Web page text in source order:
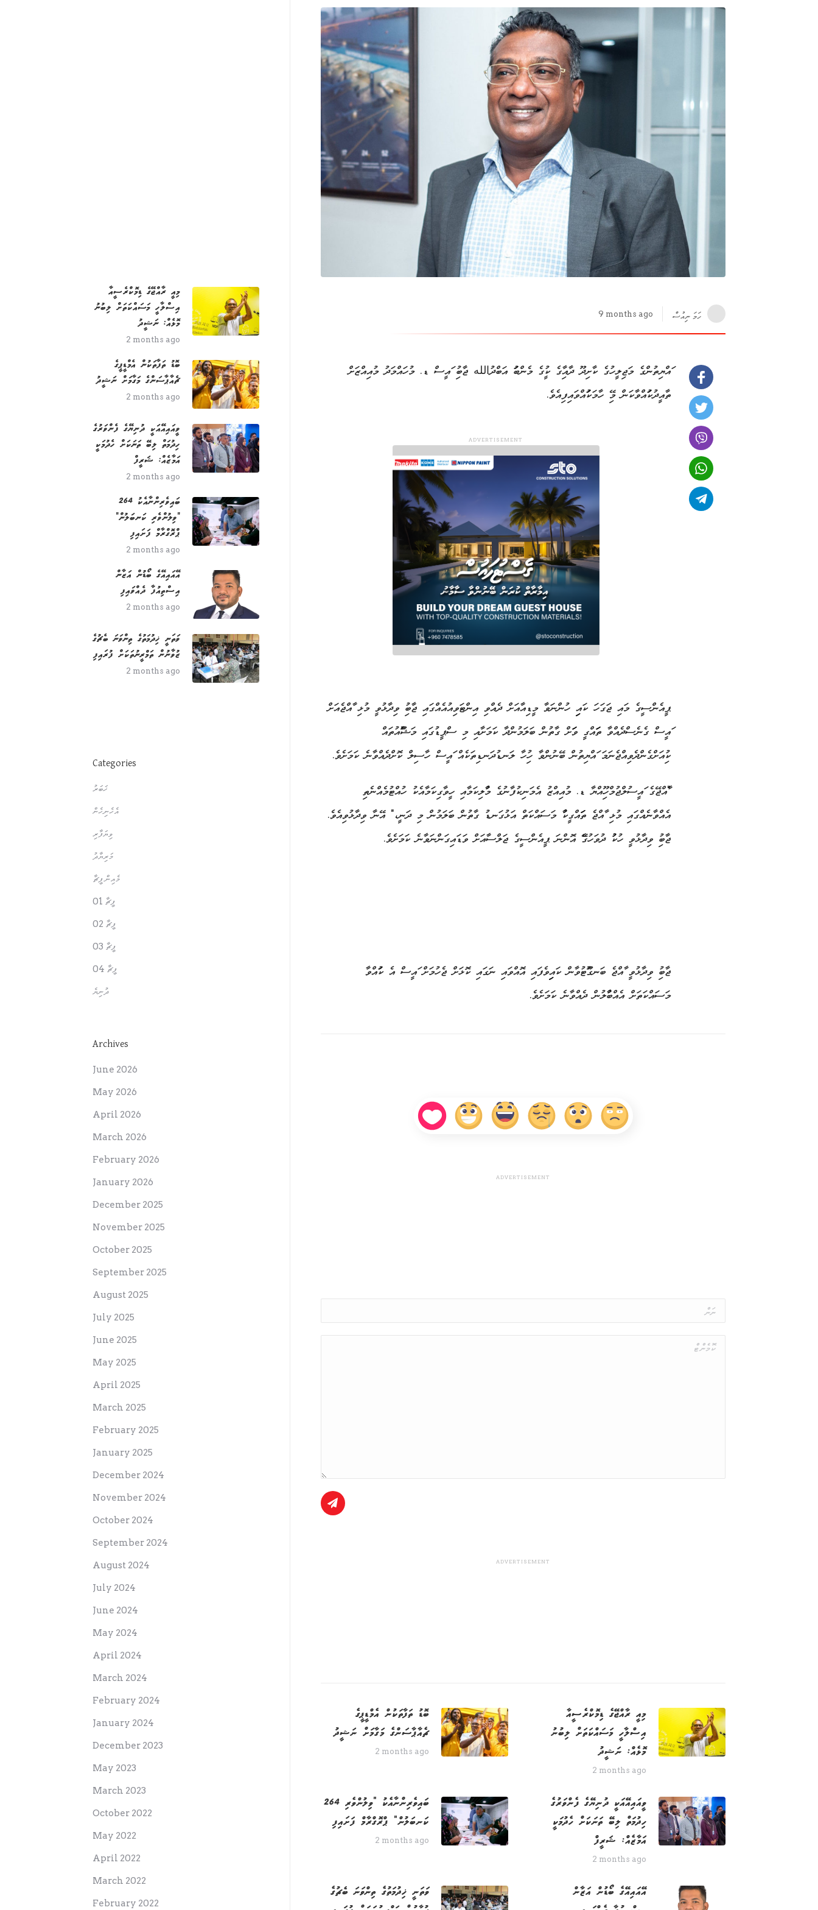
ހަމަ ނިއުސް 9 months ago
ރައްޔިތުންގެ މަޖިލީހުގެ ކާށިދޫ ދާއިރާގެ ކުރީގެ މެންބަރު އަބްދުالله ޖާބިރު ރައީސް ޑރ. މުހައްމަދު މުއިއްޒަށް
ތާއީދުކުރައްވާކަން މިރޭ ހާމަކުރައްވައިފިއެވެ.
ޕީއެންސީގެ މައި ޖަގަހަ ކައިރި ހުންނަވާ މީޑިއާއަށް ދެއްވި އިންޓަވިއުއެއްގައި ޖާބިރު ވިދާޅުވީ މުޅި ރާއްޖެއަށް
ރައީސް ގެނެސްދެއްވާ ތަރައްގީ ވަރަށް ގާތުން ބަލަމުންދާ ކަމަށާއި މި ސްޕީޑުގައި މަޝްރޫއުތައް
ކުރިއަށްގެންދެވިއްޖެނަމަ ރައްޔިތުން ބޭނުންވާ ހުރިހާ ލަނޑުދަނޑިތަކެއް ރައީސް ހާސިލް ކޮށްދެއްވާނެ ކަމަށެވެ.
"ރާއްޖޭގެ ރައީސުލްޖުމްހޫރިއްޔާ ޑރ. މުއިއްޒު އެމަނިކުފާނުގެ މުރާލިކަމާއި ހީވާގިކަމާއެކު ހުއްޓުމެއްނެތި
އެއްވާނެއްގައި މުޅި ރާއްޖެ ތަރައްގީކުރާ މަސައްކަތް އަޅުގަނޑު ގާތުން ބަލަމުން މި ދަނީ،" އޭނާ ވިދާޅުވިއެވެ.
ޖާބިރު ވިދާޅުވީ ހުކުރު ދުވަހުގެރޭ އޮންނަ ޕީއެންސީގެ ޖަލްސާއަށް ވަޑައިގަންނަވާނެ ކަމަށެވެ.
ޖާބިރު ވިދާޅުވީ ރާއްޖެ ބަނގުރޫޓުވާން ކައިރިވެފައި އޮއްވައި ނަގައި ކޮޅަށް ޖެހުމަށް ރައީސް އެ ކުރައްވާ
މަސައްކަތަށް އެއްބާރުލުން ދެއްވާނެ ކަމަށެވެ.
މިއީ ރާއްޖޭގެ ޑިމޮކްރެސީއާ
އިސްލާހީ މަސައްކަތަށް ލިބުނު
މޮޅެއް: ނަޝީދު
2 months ago
ބޮޑު ތަފާތަކުން އެމްޑީޕީގެ
ޗެއާޕާސަންގެ މަގާމަށް ނަޝީދު
2 months ago
ވީއައިއޭއަކީ ދުނިޔޭގެ ފެންވަރުގެ
ހިދުމަތް ލިބޭ ތަނަކަށް ހެދުމަކީ
އަމާޒެއް: ޝަރީފް
2 months ago
264 ބައިވެރިންނާއެކު "ވިލުންވެރި
ކަނބަލުން" ޕްރޮގްރާމް ފަށައިފި
2 months ago
އޭއައިއޭގެ ބޯޑުން އަޒާން
ވަތަނީ ޚިދުމަތުގެ ތިންވަނަ ބެޗުގެ
މިއީ ރާއްޖޭގެ ޑިމޮކްރެސީއާ
އިސްލާހީ މަސައްކަތަށް ލިބުނު
މޮޅެއް: ނަޝީދު
2 months ago
ބޮޑު ތަފާތަކުން އެމްޑީޕީގެ
ޗެއާޕާސަންގެ މަގާމަށް ނަޝީދު
2 months ago
ވީއައިއޭއަކީ ދުނިޔޭގެ ފެންވަރުގެ
ހިދުމަތް ލިބޭ ތަނަކަށް ހެދުމަކީ
އަމާޒެއް: ޝަރީފް
2 months ago
264 ބައިވެރިންނާއެކު
"ވިލުންވެރި ކަނބަލުން"
ޕްރޮގްރާމް ފަށައިފި
2 months ago
އޭއައިއޭގެ ބޯޑުން އަޒާން
އިސްތިއުފާ ދެއްވައިފި
2 months ago
ވަތަނީ ޚިދުމަތުގެ ތިންވަނަ ބެޗުގެ
ޒުވާނުން ތަމްރީނުތަކަށް ފުރައިފި
2 months ago
Categories
ޚަބަރު
އެހެނިހެން
ވިޔަފާރި
މަރިޔާދު
މެއިން ފީޗާ
ފީޗާ 01
ފީޗާ 02
ފީޗާ 03
ފީޗާ 04
ދުނިޔެ
Archives
June 2026
May 2026
April 2026
March 2026
February 2026
January 2026
December 2025
November 2025
October 2025
September 2025
August 2025
July 2025
June 2025
May 2025
April 2025
March 2025
February 2025
January 2025
December 2024
November 2024
October 2024
September 2024
August 2024
July 2024
June 2024
May 2024
April 2024
March 2024
February 2024
January 2024
December 2023
May 2023
March 2023
October 2022
May 2022
April 2022
March 2022
February 2022